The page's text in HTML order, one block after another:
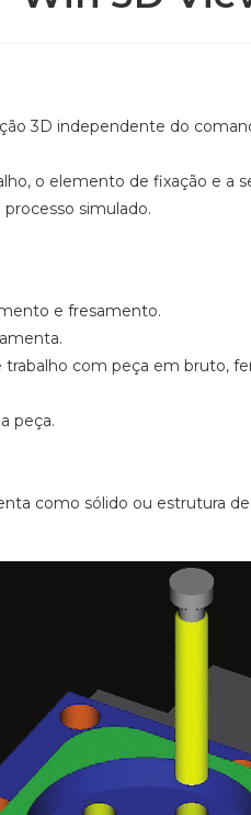
3D independente do
o elemento de fixação e a
simulado.
e fresamento.
trabalho com peça em bruto,
peça.
como sólido ou estrutura de